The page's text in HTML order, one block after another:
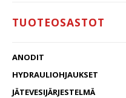
TUOTEOSASTOT
ANODIT
HYDRAULIOHJAUKSET
JÄTEVESIJÄRJESTELMÄ